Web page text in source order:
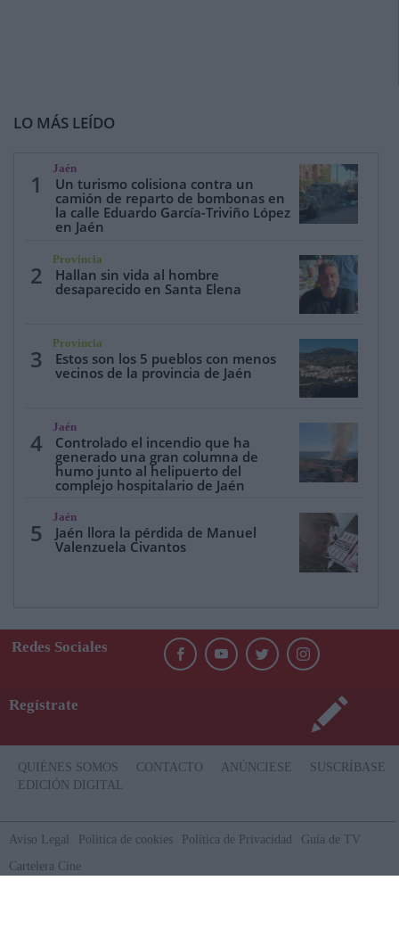
LO MÁS LEÍDO
1
Jaén
Un turismo colisiona contra un
camión de reparto de bombonas en
la calle Eduardo García-Triviño López
en Jaén
2
Provincia
Hallan sin vida al hombre
desaparecido en Santa Elena
3
Provincia
Estos son los 5 pueblos con menos
vecinos de la provincia de Jaén
4
Jaén
Controlado el incendio que ha
generado una gran columna de
humo junto al helipuerto del
complejo hospitalario de Jaén
5
Jaén
Jaén llora la pérdida de Manuel
Valenzuela Civantos
Redes Sociales
Regístrate
QUIÉNES SOMOS CONTACTO ANÚNCIESE
SUSCRÍBASE
EDICIÓN DIGITAL
Aviso Legal Politica de cookies Política de Privacidad
Guía de TV
Cartelera Cine